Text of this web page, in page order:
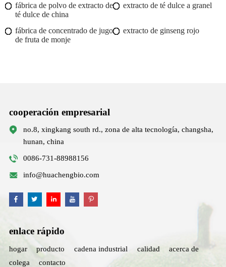
fábrica de polvo de extracto de
té dulce de china
extracto de té dulce a granel
fábrica de concentrado de jugo
de fruta de monje
extracto de ginseng rojo
cooperación empresarial
no.8, xingkang south rd., zona de alta tecnología, changsha,
hunan, china
0086-731-88988156
info@huachengbio.com
enlace rápido
hogar producto cadena industrial calidad
acerca de
colega
contacto